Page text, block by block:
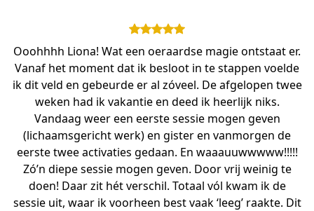
Ooohhhh Liona! Wat een oeraardse magie ontstaat er.
Vanaf het moment dat ik besloot in te stappen voelde
ik dit veld en gebeurde er al zóveel. De afgelopen twee
weken had ik vakantie en deed ik heerlijk niks.
Vandaag weer een eerste sessie mogen geven
(lichaamsgericht werk) en gister en vanmorgen de
eerste twee activaties gedaan. En waaauuwwwww!!!!!
Zó’n diepe sessie mogen geven. Door vrij weinig te
doen! Daar zit hét verschil. Totaal vól kwam ik de
sessie uit, waar ik voorheen best vaak ‘leeg’ raakte. Dit